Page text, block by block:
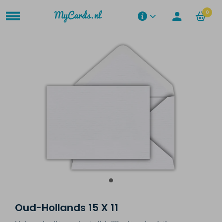
0
Oud-Hollands 15 X 11